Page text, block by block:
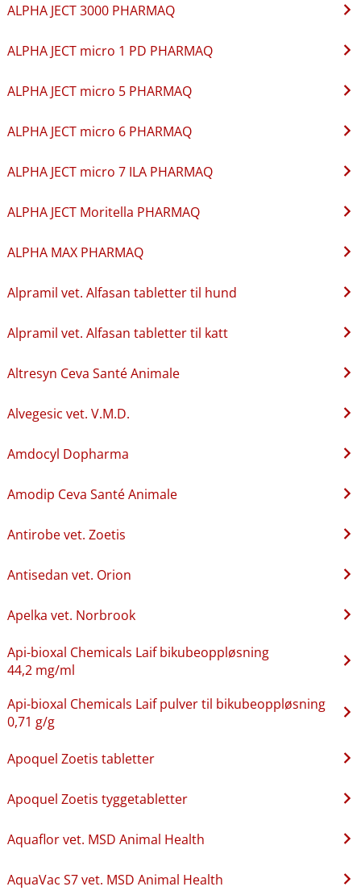
ALPHA JECT 3000 PHARMAQ
ALPHA JECT micro 1 PD PHARMAQ
ALPHA JECT micro 5 PHARMAQ
ALPHA JECT micro 6 PHARMAQ
ALPHA JECT micro 7 ILA PHARMAQ
ALPHA JECT Moritella PHARMAQ
ALPHA MAX PHARMAQ
Alpramil vet. Alfasan tabletter til hund
Alpramil vet. Alfasan tabletter til katt
Altresyn Ceva Santé Animale
Alvegesic vet. V.M.D.
Amdocyl Dopharma
Amodip Ceva Santé Animale
Antirobe vet. Zoetis
Antisedan vet. Orion
Apelka vet. Norbrook
Api-bioxal Chemicals Laif bikubeoppløsning
44,2 mg/ml
Api-bioxal Chemicals Laif pulver til bikubeoppløsning
0,71 g/g
Apoquel Zoetis tabletter
Apoquel Zoetis tyggetabletter
Aquaflor vet. MSD Animal Health
AquaVac S7 vet. MSD Animal Health